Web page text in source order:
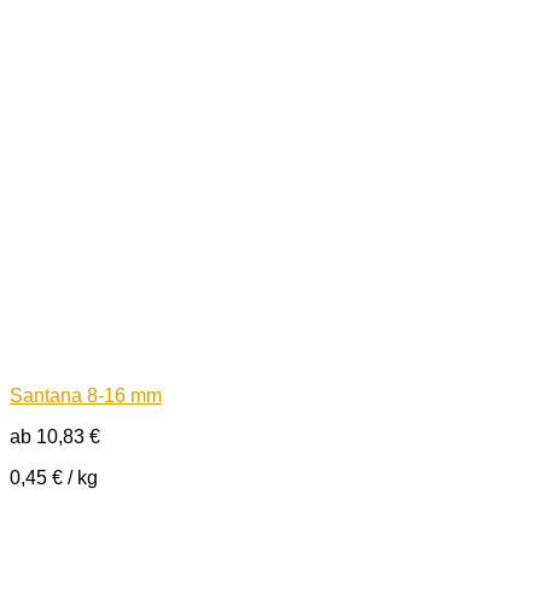
Santana 8-16 mm
ab 10,83 €
0,45 € / kg